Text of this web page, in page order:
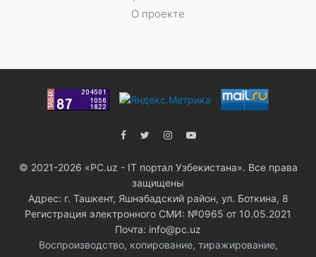
О проекте
© 2021-2026 «PC.uz - IT портал Узбекистана». Все права
защищены
Адрес: г. Ташкент, Яшнабадский район, ул. Боткина, 8
Регистрация электронного СМИ: №0965 от 10.05.2021
Почта: info@pc.uz
Воспроизводство, копирование, тиражирование,